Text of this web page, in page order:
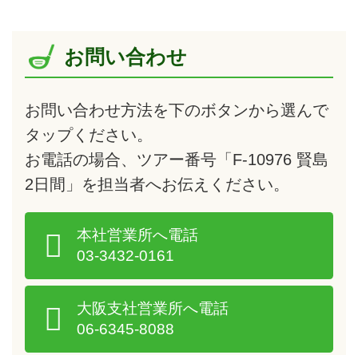
お問い合わせ
お問い合わせ方法を下のボタンから選んで
タップください。
お電話の場合、ツアー番号「F-10976 賢島
2日間」を担当者へお伝えください。
本社営業所へ電話
03-3432-0161
大阪支社営業所へ電話
06-6345-8088